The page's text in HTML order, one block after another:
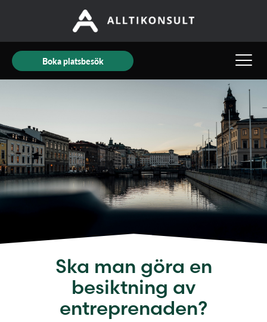
Boka platsbesök
Ska man göra en
besiktning av
entreprenaden?